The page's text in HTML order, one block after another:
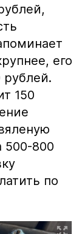
его
рублей.
150
500-800
по